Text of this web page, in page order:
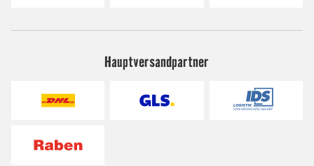
Hauptversandpartner